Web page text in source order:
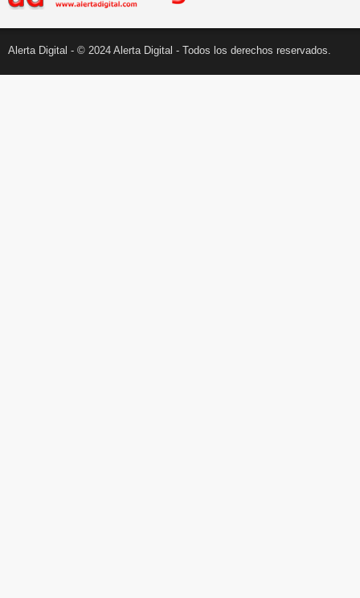
Alerta Digital - © 2024 Alerta Digital - Todos los derechos reservados.